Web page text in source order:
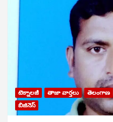
టెక్నాలజీ తాజా వార్తలు తెలంగాణ
బిజినెస్